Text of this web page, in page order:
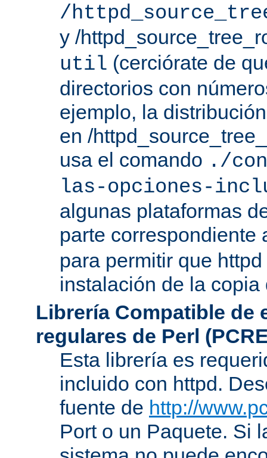
/
y /
util (cerciórate de
directorios con
ejemplo, la
en /
usa el comando ./
las-opciones-
algunas plataformas
parte
para permitir que
instalación de la
Librería Compatible de
regulares de Perl
Esta librería es
incluido con httpd.
fuente de http://
Port o un Paquete. Si